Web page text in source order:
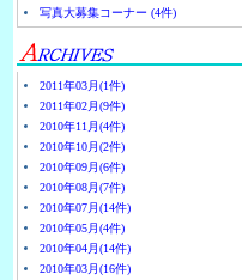
写真大募集コーナー (4件)
2011年03月(1件)
2011年02月(9件)
2010年11月(4件)
2010年10月(2件)
2010年09月(6件)
2010年08月(7件)
2010年07月(14件)
2010年05月(4件)
2010年04月(14件)
2010年03月(16件)